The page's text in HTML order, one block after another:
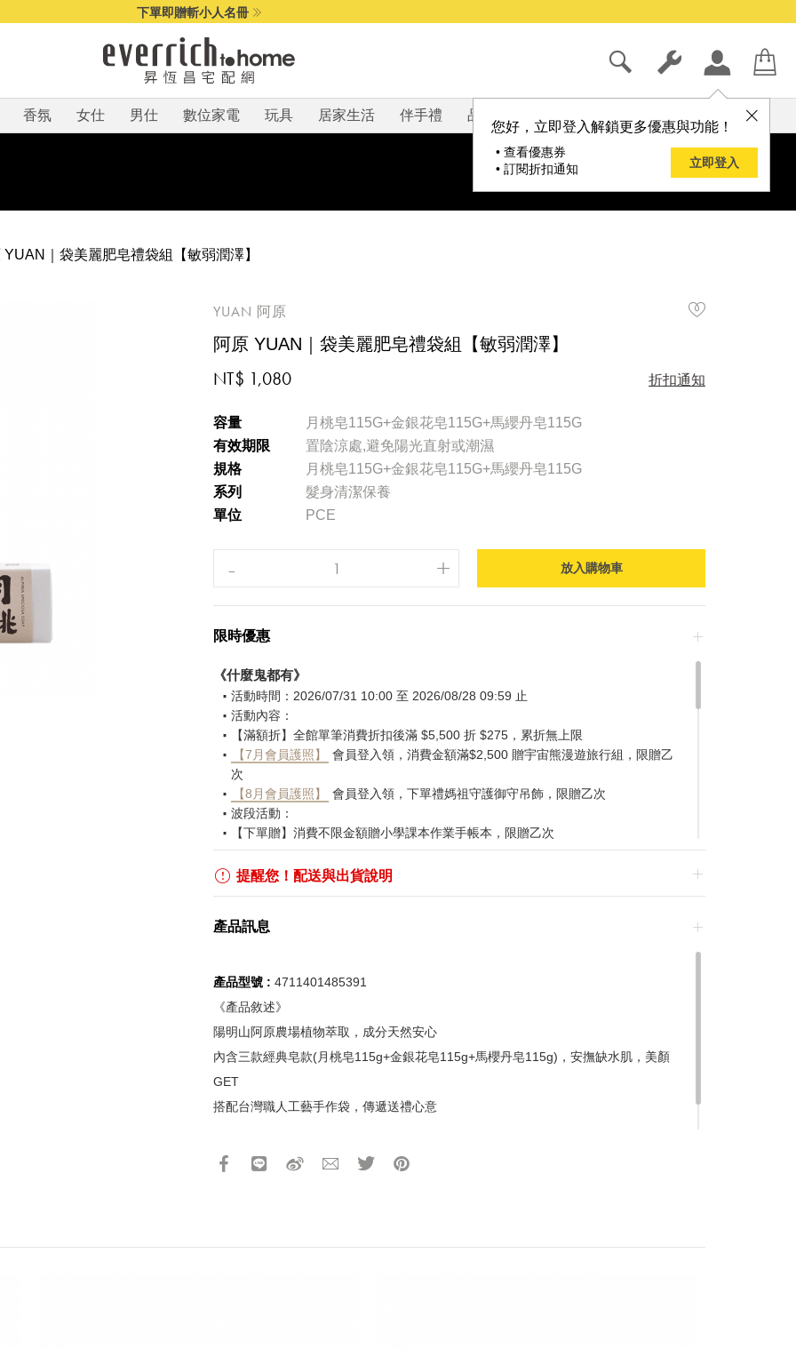
下單即贈斬小人名冊
您好，立即登入解鎖更多優惠與功能！
• 查看優惠券
• 訂閱折扣通知
立即登入
香氛 女仕 男仕 數位家電 玩具 居家生活 伴手禮 品牌
YUAN｜袋美麗肥皂禮袋組【敏弱潤澤】
YUAN 阿原
阿原 YUAN｜袋美麗肥皂禮袋組【敏弱潤澤】
NT$ 1,080 折扣通知
容量
月桃皂115G+金銀花皂115G+馬纓丹皂115G
有效期限
置陰涼處,避免陽光直射或潮濕
規格
月桃皂115G+金銀花皂115G+馬纓丹皂115G
系列
髮身清潔保養
單位
PCE
放入購物車
限時優惠
《什麼鬼都有》
活動時間：2026/07/31 10:00 至 2026/08/28 09:59 止
活動內容：
【滿額折】全館單筆消費折扣後滿 $5,500 折 $275，累折無上限
【7月會員護照】
會員登入領，消費金額滿$2,500 贈宇宙熊漫遊旅行組，限贈乙
次
【8月會員護照】
會員登入領，下單禮媽祖守護御守吊飾，限贈乙次
波段活動：
【下單贈】消費不限金額贈小學課本作業手帳本，限贈乙次
【下單贈】消費不限金額加贈蚵仔煎單包，限贈乙次
【滿額贈】消費折扣滿$2,000 贈小學生課本透明旅行袋，限贈乙次
【職場續命包】
【$520購物金】2026/8/15 - 2026/8/19 消費折扣滿$7,500 可折
【免運優惠】2026/8/21 - 2026/8/23 不限金額享免運優惠乙次
更多優惠請見什麼鬼都有活動頁
《刷指定信用卡優惠》
活動詳情請參見
如使用信用卡分期，無法部分退換貨，須整筆刷退後重新購買
《網站優惠活動限制說明》
提醒您！配送與出貨說明
產品訊息
產品型號 :4711401485391
《產品敘述》
陽明山阿原農場植物萃取，成分天然安心
內含三款經典皂款(月桃皂115g+金銀花皂115g+馬櫻丹皂115g)，安撫缺水肌，美顏
GET
搭配台灣職人工藝手作袋，傳遞送禮心意
折扣通知